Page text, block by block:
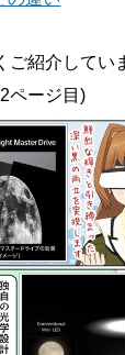
ご紹介してい
ページ目)